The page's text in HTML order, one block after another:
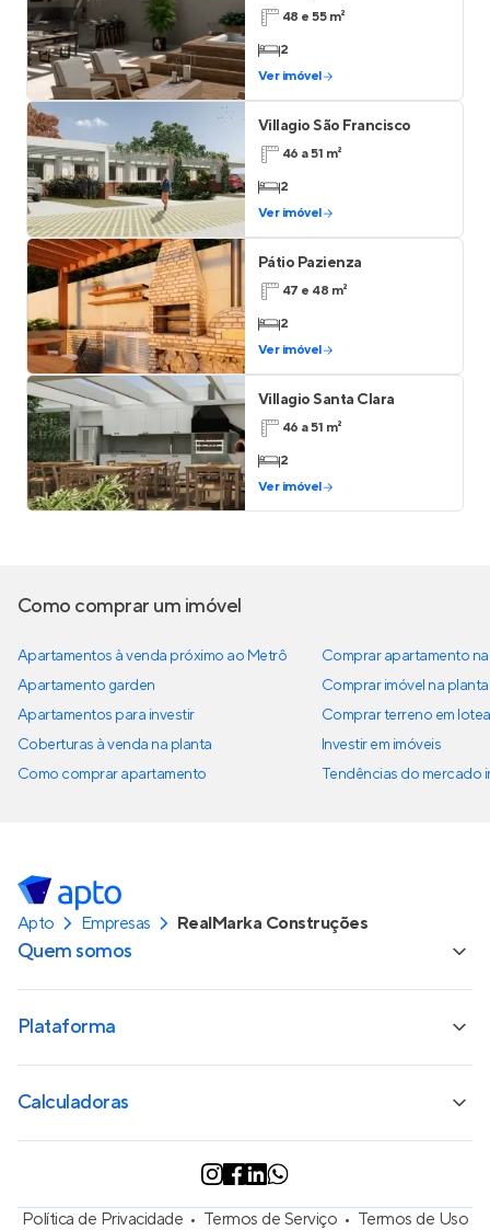
48 e 55 m²
2
Ver imóvel
Villagio São Francisco
46 a 51 m²
2
Ver imóvel
Pátio Pazienza
47 e 48 m²
2
Ver imóvel
Villagio Santa Clara
46 a 51 m²
2
Ver imóvel
Como comprar um imóvel
Apartamentos à venda próximo ao Metrô
Apartamento garden
Apartamentos para investir
Coberturas à venda na planta
Como comprar apartamento
Comprar apartamento
Comprar imóvel na planta
Comprar terreno em
Investir em imóveis
Tendências do mercado
Apto Empresas RealMarka Construções
Quem somos
Plataforma
Calculadoras
Política de Privacidade Termos de Serviço Termos de Uso